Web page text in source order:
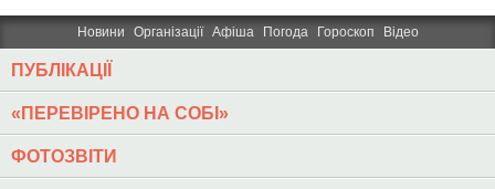
Новини Організації Афіша Погода Гороскоп Відео
ПУБЛІКАЦІЇ
«ПЕРЕВІРЕНО НА СОБІ»
ФОТОЗВІТИ